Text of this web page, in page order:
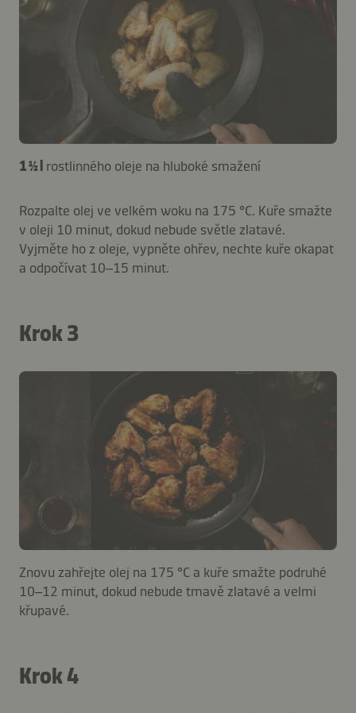
1 ½ l rostlinného oleje na hluboké smažení
Rozpalte olej ve velkém woku na 175 °C. Kuře smažte
v oleji 10 minut, dokud nebude světle zlatavé.
Vyjměte ho z oleje, vypněte ohřev, nechte kuře okapat
a odpočívat 10–15 minut.
Krok 3
Znovu zahřejte olej na 175 °C a kuře smažte podruhé
10–12 minut, dokud nebude tmavě zlatavé a velmi
křupavé.
Krok 4